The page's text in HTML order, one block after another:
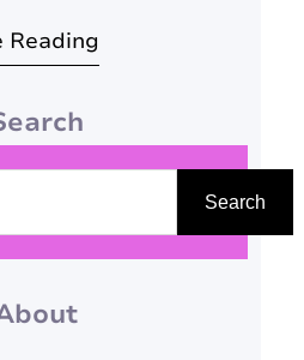
a seguir padrões
beleza
Neste artigo, vamos
5 mitos sobre a
impedem você de
Reading
Search